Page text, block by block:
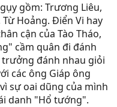
gồm: Trương Liêu,
Từ Hoảng. Điển Vi hay
cận của Tào Tháo,
cầm quân đi đánh
trưởng đánh nhau giỏi
các ông Giáp ông
sự oai dũng của mình
danh "Hổ tướng".